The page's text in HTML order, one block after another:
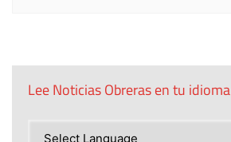
Lee Noticias Obreras en tu idioma